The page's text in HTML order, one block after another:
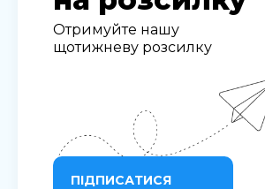
Отримуйте нашу
щотижневу розсилку
ПІДПИСАТИСЯ